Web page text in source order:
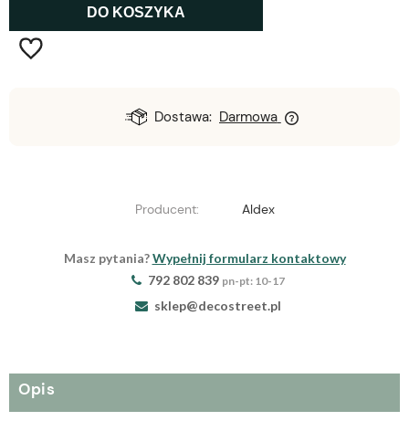
DO KOSZYKA
Dostawa: Darmowa
Producent: Aldex
Masz pytania?Wypełnij formularz kontaktowy
792 802 839 pn-pt: 10-17
sklep@decostreet.pl
Opis